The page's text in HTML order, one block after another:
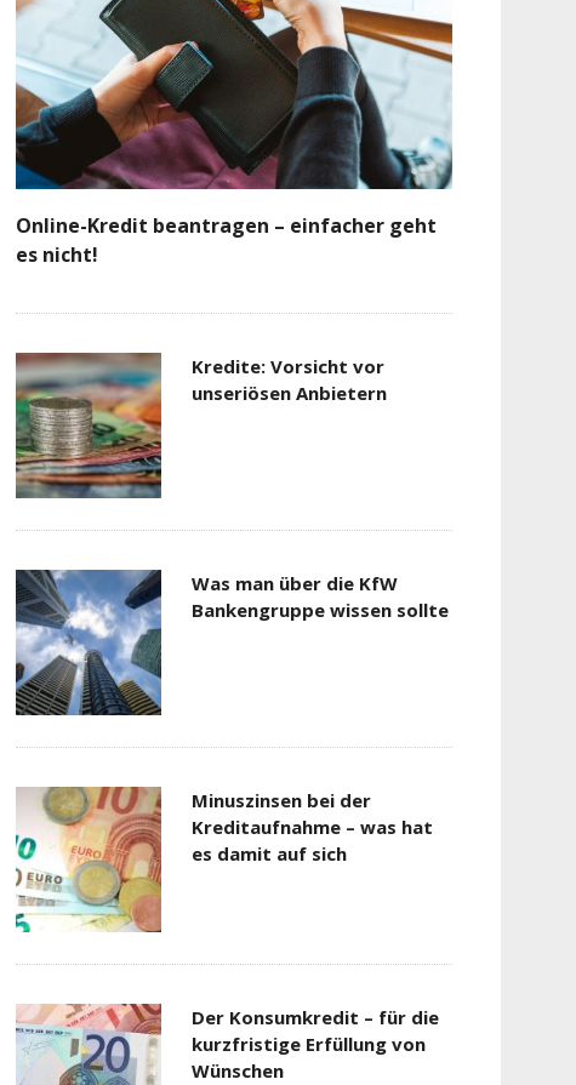
Online-Kredit beantragen – einfacher geht
es nicht!
Kredite: Vorsicht vor
unseriösen Anbietern
Was man über die KfW
Bankengruppe wissen sollte
Minuszinsen bei der
Kreditaufnahme – was hat
es damit auf sich
Der Konsumkredit – für die
kurzfristige Erfüllung von
Wünschen